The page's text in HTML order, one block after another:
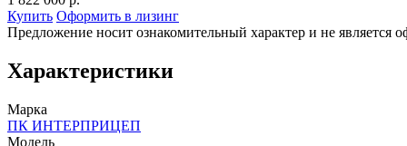
Купить Оформить в лизинг
Предложение носит ознакомительный характер и не является
Характеристики
Марка
ПК ИНТЕРПРИЦЕП
Модель